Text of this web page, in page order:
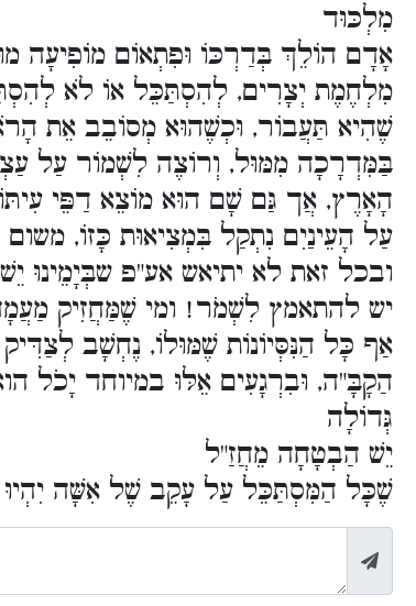
מִלְכּוּד
אָדָם הוֹלֵךְ בְּדַרְכּוֹ וּפִתְאוֹם מוֹפִיעָה
מִלְחֶמֶת יְצָרִים, לְהִסְתַּכֵּל אוֹ לֹא
שֶׁהִיא תַּעֲבוֹר, וּכְשֶׁהוּא מְסוֹבֵב אֵת
בַּמִּדְרָכָה מִמּוּל, וְרוֹצֶה לִשְׁמוֹר עַל
הָאָרֶץ, אֲך גַּם שָׁם הוּא מוֹצֵא דַפֵּי
עַל הָעֵינַיִם נִתְקַל בִּמְצִיאוּת כָּזוֹ,
ובכל זאת לא יתיאש אע"פ שבְּיָמֵינוּ
יש להתאמץ לִשְׁמֹר! ומי שֶׁמַּחֲזִיק
אַף כָּל הַנִּסְּיוֹנוֹת שֶׁמּוּלוֹ, נֶחְשָׁב
הַקָבָּ"ה, וּבִרְגָעִים אֵלּוּ במיוחד יָכֹל
גְּדוֹלָה
יֵשׁ הַבְטָחָה מֵחֲזַ"ל
שֶׁכָּל הַמִּסְתַּכֵּל עַל עָקֵב שֶׁל אִשָּׁה יִהְיוּ